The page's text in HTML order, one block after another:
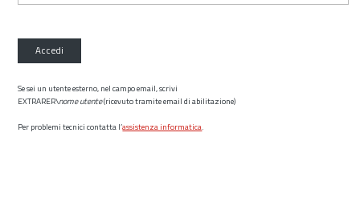
Accedi
Se sei un utente esterno, nel campo email, scrivi
EXTRARER\nome utente(ricevuto tramite email di abilitazione)
Per problemi tecnici contatta l’assistenza informatica.